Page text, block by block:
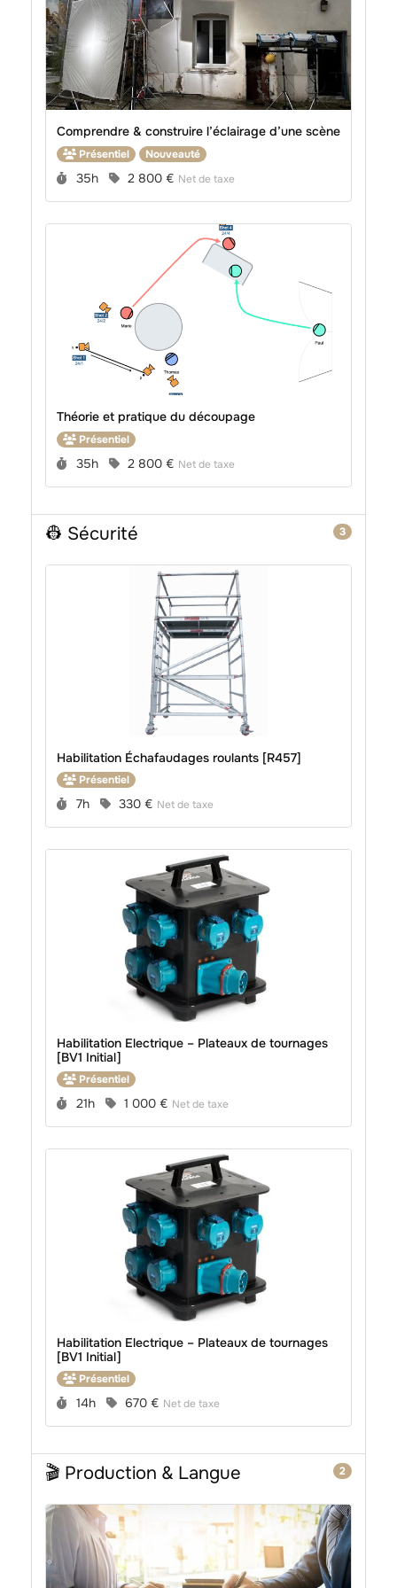
Comprendre & construire l’éclairage d’une scène
Présentiel Nouveauté
Durée :
35h Prix :
2 800 € Net de taxe
Théorie et pratique du découpage
Présentiel
Durée :
35h Prix :
2 800 € Net de taxe
👷 Sécurité 3
Habilitation Échafaudages roulants [R457]
Présentiel
Durée :
7h Prix :
330 € Net de taxe
Habilitation Electrique – Plateaux de tournages
[BV1 Initial]
Présentiel
Durée :
21h Prix :
1 000 € Net de taxe
Habilitation Electrique – Plateaux de tournages
[BV1 Initial]
Présentiel
Durée :
14h Prix :
670 € Net de taxe
🎬 Production & Langue 2